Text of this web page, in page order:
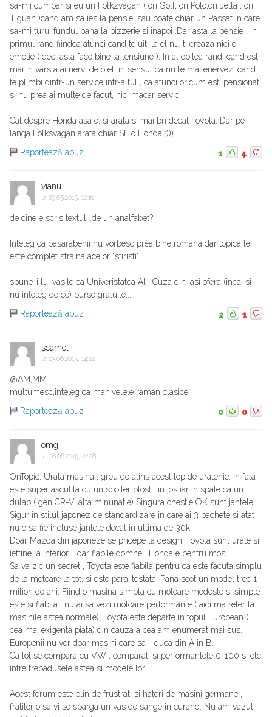
sa-mi cumpar si eu un Folkzvagan ( ori Golf, ori Polo,ori Jetta , ori
Tiguan )cand am sa ies la pensie, sau poate chiar un Passat in care
sa-mi turui fundul pana la pizzerie si inapoi .Dar asta la pensie : In
primul rand fiindca atunci cand te uiti la el nu-ti creaza nici o
emotie ( deci asta face bine la tensiune ). In al doilea rand, cand esti
mai in varsta ai nervi de otel, in sensul ca nu te mai enervezi cand
te plimbi dintr-un service intr-altul , ca atunci oricum esti pensionat
si nu prea ai multe de facut, nici macar servici.
Cat despre Honda asa e, si arata si mai bn decat Toyota. Dar pe
langa Folksvagan arata chiar SF o Honda :)))
Raportează abuz
1 4
vianu
la 29.05.2015, 12:16
de cine e scris textul...de un analfabet?
Inteleg ca basarabenii nu vorbesc prea bine romana dar topica le
este complet straina acelor "stiristi".
spune-i lui vasile ca Univeristatea Al I Cuza din Iasi ofera (inca, si
nu inteleg de ce) burse gratuite....
Raportează abuz
2 1
scamel
la 03.06.2015, 14:22
@AM,MM
multumesc,inteleg ca manivelele raman clasice.
Raportează abuz
0 0
omg
la 08.06.2015, 22:28
OnTopic: Urata masina , greu de atins acest top de uratenie. In fata
este super ascutita cu un spoiler plostit in jos iar in spate ca un
dulap ( gen CR-V, alta minunatie) Singura chestie OK sunt jantele.
Sigur in stilul japonez de standardizare in care ai 3 pachete si atat
nu o sa fie incluse jantele decat in ultima de 30k.
Doar Mazda din japoneze se pricepe la design. Toyota sunt urate si
ieftine la interior .. dar fiabile domne . Honda e pentru mosi.
Sa va zic un secret , Toyota este fiabila pentru ca este facuta simplu
de la motoare la tot, si este para-testata. Pana scot un model trec 1
milion de ani. Fiind o masina simpla cu motoare modeste si simple
este si fiabila , nu ai sa vezi motoare performante ( aici ma refer la
masinile astea normale). Toyota este departe in topul European (
cea mai exigenta piata) din cauza a cea am enumerat mai sus.
Europenii nu vor doar masini care sa ii duca din A in B.
Ca tot se compara cu VW , comparati si performantele 0-100 si etc
intre trepadusele astea si modele lor.
Acest forum este plin de frustrati si hateri de masini germane ,
fratilor o sa vi se sparga un vas de sange in curand. Nu am vazut